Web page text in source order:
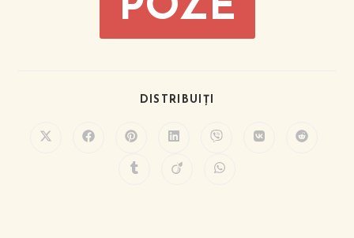
POZE
DISTRIBUIȚI